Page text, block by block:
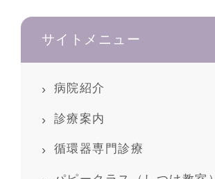
サイトメニュー
病院紹介
診療案内
循環器専門診療